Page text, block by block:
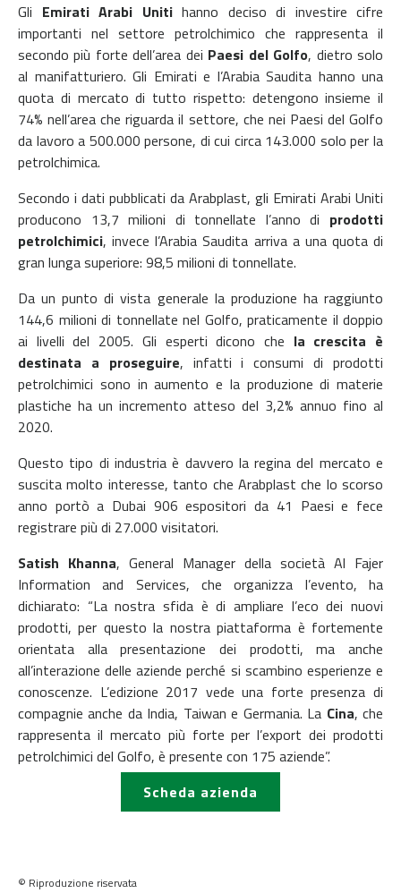
Gli Emirati Arabi Unitihanno deciso di investire cifre
importanti nel settore petrolchimico che rappresenta il
secondo più forte dell’area dei Paesi del Golfo, dietro solo
al manifatturiero. Gli Emirati e l’Arabia Saudita hanno una
quota di mercato di tutto rispetto: detengono insieme il
74% nell’area che riguarda il settore, che nei Paesi del Golfo
da lavoro a 500.000 persone, di cui circa 143.000 solo per la
petrolchimica.
Secondo i dati pubblicati da Arabplast, gli Emirati Arabi Uniti
producono 13,7 milioni di tonnellate l’anno di prodotti
petrolchimici, invece l’Arabia Saudita arriva a una quota di
gran lunga superiore: 98,5 milioni di tonnellate.
Da un punto di vista generale la produzione ha raggiunto
144,6 milioni di tonnellate nel Golfo, praticamente il doppio
ai livelli del 2005. Gli esperti dicono che la crescita è
destinata a proseguire, infatti i consumi di prodotti
petrolchimici sono in aumento e la produzione di materie
plastiche ha un incremento atteso del 3,2% annuo fino al
2020.
Questo tipo di industria è davvero la regina del mercato e
suscita molto interesse, tanto che Arabplast che lo scorso
anno portò a Dubai 906 espositori da 41 Paesi e fece
registrare più di 27.000 visitatori.
Satish Khanna, General Manager della società Al Fajer
Information and Services, che organizza l’evento, ha
dichiarato: “La nostra sfida è di ampliare l’eco dei nuovi
prodotti, per questo la nostra piattaforma è fortemente
orientata alla presentazione dei prodotti, ma anche
all’interazione delle aziende perché si scambino esperienze e
conoscenze. L’edizione 2017 vede una forte presenza di
compagnie anche da India, Taiwan e Germania. La Cina, che
rappresenta il mercato più forte per l’export dei prodotti
petrolchimici del Golfo, è presente con 175 aziende”.
Scheda azienda
© Riproduzione riservata